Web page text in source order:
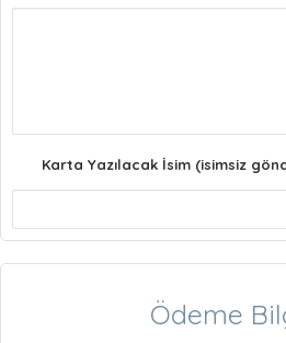
Karta Yazılacak İsim (isimsiz
Ödeme